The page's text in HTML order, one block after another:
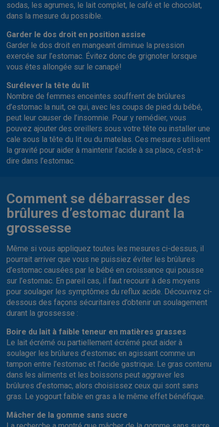
sodas, les agrumes, le lait complet, le café et le chocolat,
dans la mesure du possible.
Garder le dos droit en position assise
Garder le dos droit en mangeant diminue la pression
exercée sur l’estomac. Évitez donc de grignoter lorsque
vous êtes allongée sur le canapé!
Surélever la tête du lit
Nombre de femmes enceintes souffrent de brûlures
d’estomac la nuit, ce qui, avec les coups de pied du bébé,
peut leur causer de l’insomnie. Pour y remédier, vous
pouvez ajouter des oreillers sous votre tête ou installer une
cale sous la tête du lit ou du matelas. Ces mesures utilisent
la gravité pour aider à maintenir l’acide à sa place, c’est-à-
dire dans l’estomac.
Comment se débarrasser des
brûlures d’estomac durant la
grossesse
Même si vous appliquez toutes les mesures ci-dessus, il
pourrait arriver que vous ne puissiez éviter les brûlures
d’estomac causées par le bébé en croissance qui pousse
sur l’estomac. En pareil cas, il faut recourir à des moyens
pour soulager les symptômes du reflux acide. Découvrez ci-
dessous des façons sécuritaires d’obtenir un soulagement
durant la grossesse :
Boire du lait à faible teneur en matières grasses
Le lait écrémé ou partiellement écrémé peut aider à
soulager les brûlures d’estomac en agissant comme un
tampon entre l’estomac et l’acide gastrique. Le gras contenu
dans les aliments et les boissons peut aggraver les
brûlures d’estomac, alors choisissez ceux qui sont sans
gras. Le yogourt faible en gras a le même effet bénéfique.
Mâcher de la gomme sans sucre